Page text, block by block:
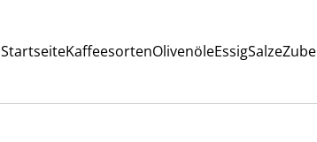
StartseiteKaffeesortenOlivenöleEssigSalze